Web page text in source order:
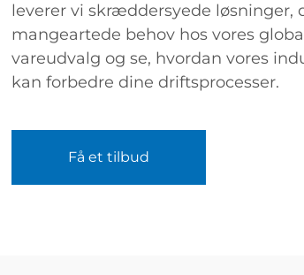
leverer vi skræddersyede løsninger,
mangeartede behov hos vores
vareudvalg og se, hvordan vores
kan forbedre dine driftsprocesser.
Få et tilbud